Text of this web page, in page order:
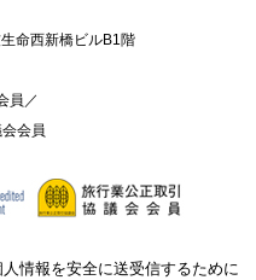
命西新橋ビルB1階
員／
会員
情報を安全に送受信するために